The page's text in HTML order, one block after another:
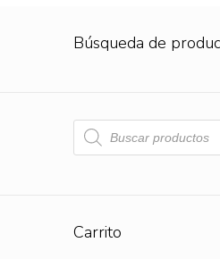
Búsqueda de
Búsqueda
de
productos
Carrito